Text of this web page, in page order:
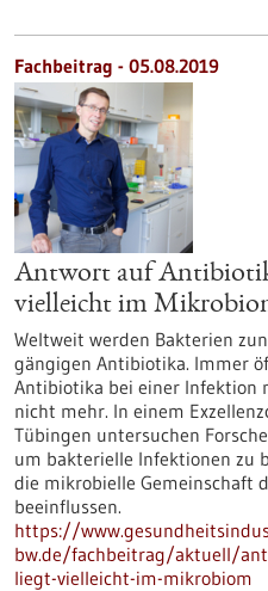
Fachbeitrag - 05.08.2019
Antwort auf
vielleicht im
Weltweit werden Bakterien
gängigen Antibiotika. Immer
Antibiotika bei einer
nicht mehr. In einem
Tübingen untersuchen
um bakterielle Infektionen zu
die mikrobielle Gemeinschaft
beeinflussen.
https://
bw.de/fachbeitrag/aktuell/
liegt-vielleicht-im-mikrobiom